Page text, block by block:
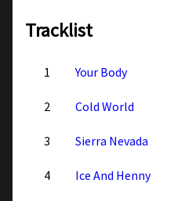
Tracklist
1 Your Body
2 Cold World
3 Sierra Nevada
4 Ice And Henny